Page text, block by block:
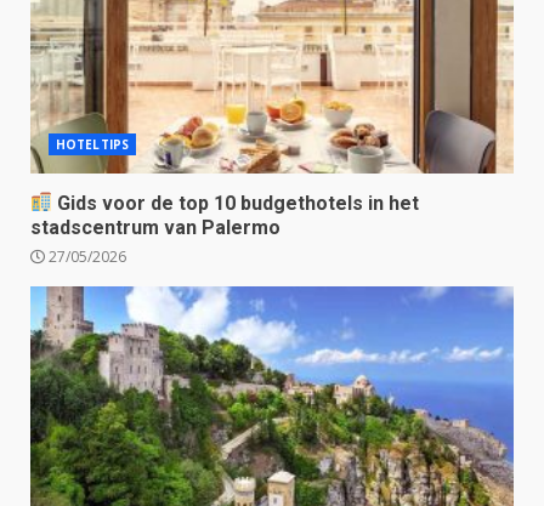
HOTELTIPS
Gids voor de top 10 budgethotels in het
stadscentrum van Palermo
27/05/2026